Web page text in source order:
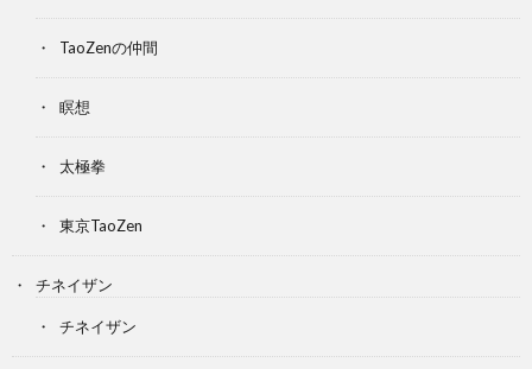
TaoZenの仲間
瞑想
太極拳
東京TaoZen
チネイザン
チネイザン